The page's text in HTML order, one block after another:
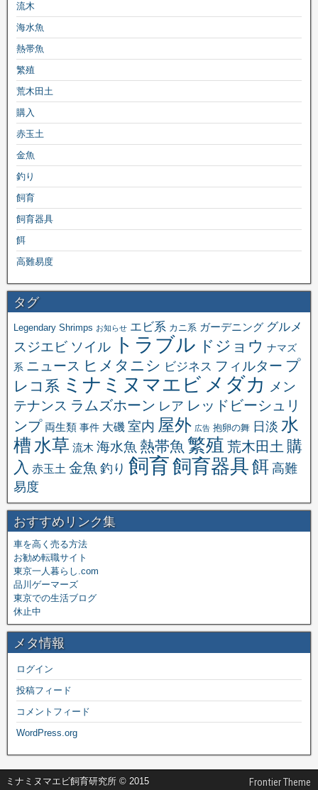
流木
海水魚
熱帯魚
繁殖
荒木田土
購入
赤玉土
金魚
釣り
飼育
飼育器具
餌
高難易度
タグ
Legendary Shrimps お知らせ エビ系 カニ系 ガーデニング グルメ
スジエビ ソイル トラブル ドジョウ ナマズ
系 ニュース ヒメタニシ ビジネス フィルター プ
レコ系 ミナミヌマエビ メダカ
メン
テナンス ラムズホーン レア レッドビーシュリ
ンプ 両生類 事件 大磯 室内 屋外 広告 抱卵の舞 日淡 水
槽 水草 流木 海水魚 熱帯魚 繁殖 荒木田土 購
入 赤玉土 金魚 釣り 飼育飼育器具餌 高難
易度
おすすめリンク集
車を高く売る方法
お勧め転職サイト
東京一人暮らし.com
品川ゲーマーズ
東京での生活ブログ
休止中
メタ情報
ログイン
投稿フィード
コメントフィード
WordPress.org
ミナミヌマエビ飼育研究所 © 2015 Frontier Theme